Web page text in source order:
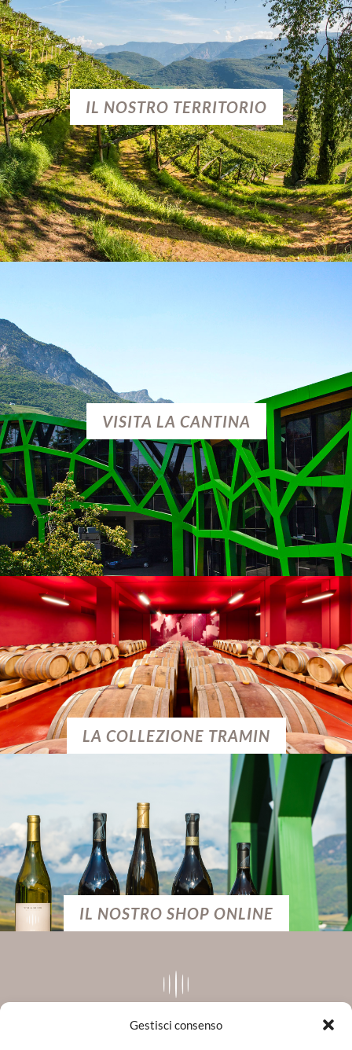
Gestisci consenso
IL NOSTRO TERRITORIO
VISITA LA CANTINA
LA COLLEZIONE TRAMIN
IL NOSTRO SHOP ONLINE